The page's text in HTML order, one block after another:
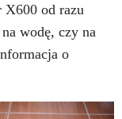
X600 od razu
wodę, czy na
o